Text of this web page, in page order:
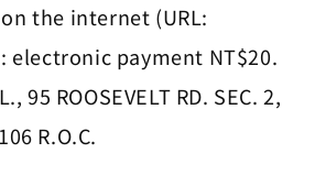
the internet (URL:
electronic payment NT$20.
95 ROOSEVELT RD. SEC. 2,
R.O.C.